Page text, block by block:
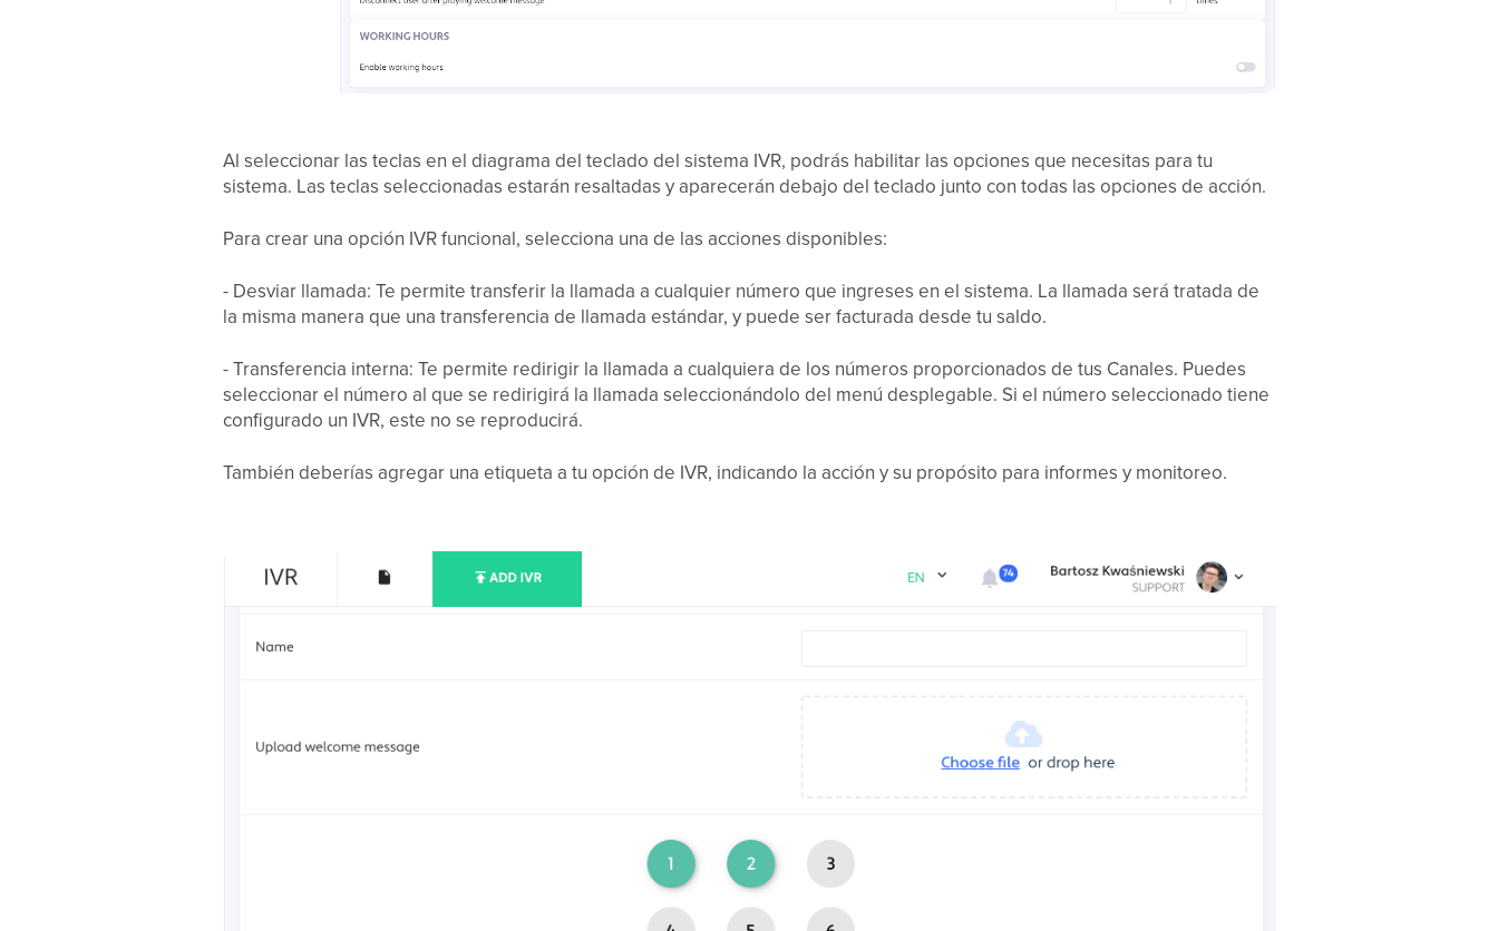
Al seleccionar las teclas en el diagrama del teclado del sistema IVR, podrás habilitar las opciones que necesitas para tu
sistema. Las teclas seleccionadas estarán resaltadas y aparecerán debajo del teclado junto con todas las opciones de acción.
Para crear una opción IVR funcional, selecciona una de las acciones disponibles:
- Desviar llamada: Te permite transferir la llamada a cualquier número que ingreses en el sistema. La llamada será tratada de
la misma manera que una transferencia de llamada estándar, y puede ser facturada desde tu saldo.
- Transferencia interna: Te permite redirigir la llamada a cualquiera de los números proporcionados de tus Canales. Puedes
seleccionar el número al que se redirigirá la llamada seleccionándolo del menú desplegable. Si el número seleccionado tiene
configurado un IVR, este no se reproducirá.
También deberías agregar una etiqueta a tu opción de IVR, indicando la acción y su propósito para informes y monitoreo.